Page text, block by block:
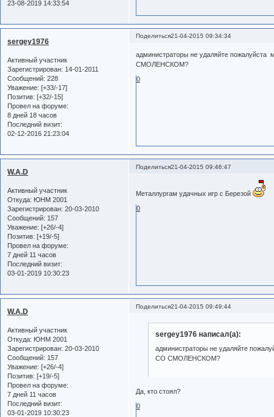
23-08-2019 14:33:54
Поделиться21-04-2015 09:34:34
sergey1976
Активный участник
Зарегистрирован: 14-01-2011
Сообщений: 228
Уважение: [+33/-17]
Позитив: [+32/-15]
Провел на форуме:
8 дней 18 часов
Последний визит:
02-12-2016 21:23:04
администраторы не удаляйте
СМОЛЕНСКОМ?
0
Поделиться21-04-2015 09:46:47
W.A.D
Активный участник
Откуда: ЮНМ 2001
Зарегистрирован: 20-03-2010
Сообщений: 157
Уважение: [+26/-4]
Позитив: [+19/-5]
Провел на форуме:
7 дней 11 часов
Последний визит:
03-01-2019 10:30:23
Металлургам удачных игр с Березой
0
Поделиться21-04-2015 09:49:44
W.A.D
Активный участник
Откуда: ЮНМ 2001
Зарегистрирован: 20-03-2010
Сообщений: 157
Уважение: [+26/-4]
Позитив: [+19/-5]
Провел на форуме:
7 дней 11 часов
Последний визит:
03-01-2019 10:30:23
sergey1976 написал(а):
администраторы не удаляйте
СО СМОЛЕНСКОМ?
Да, кто стоял?
0